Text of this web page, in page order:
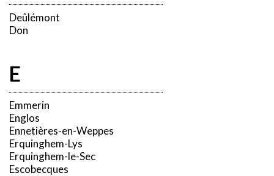
Deûlémont
Don
E
Emmerin
Englos
Ennetières-en-Weppes
Erquinghem-Lys
Erquinghem-le-Sec
Escobecques